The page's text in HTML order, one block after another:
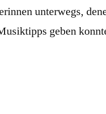
unterwegs,
geben